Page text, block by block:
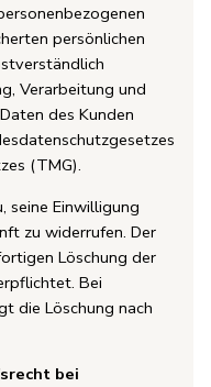
persönlichen
Verarbeitung und
des Kunden
(TMG).
seine Einwilligung
zu widerrufen. Der
Löschung der
Bei
die Löschung nach
bei